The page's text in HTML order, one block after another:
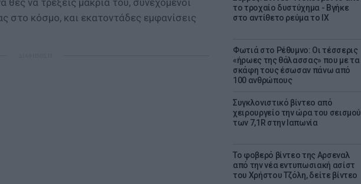
το τροχαίο δυστύχημα - Βγήκε
στο αντίθετο ρεύμα το ΙΧ
Φωτιά στο Ρέθυμνο: Οι τέσσερις
«ήρωες της θάλασσας» που με τα
σκάφη τους έσωσαν πάνω από
100 ανθρώπους
Συγκλονιστικό βίντεο από
χειρουργείο την ώρα του σεισμού
των 7,1R στην Ιαπωνία
Το φοβερό βίντεο της Αρσεναλ
από την νέα εντυπωσιακή ασίστ
του Χρήστου Τζόλη, δείτε βίντεο
θες να τρέξεις μακριά του, συνεχόμενοι
στο κόσμο, και εκατοντάδες εμφανίσεις